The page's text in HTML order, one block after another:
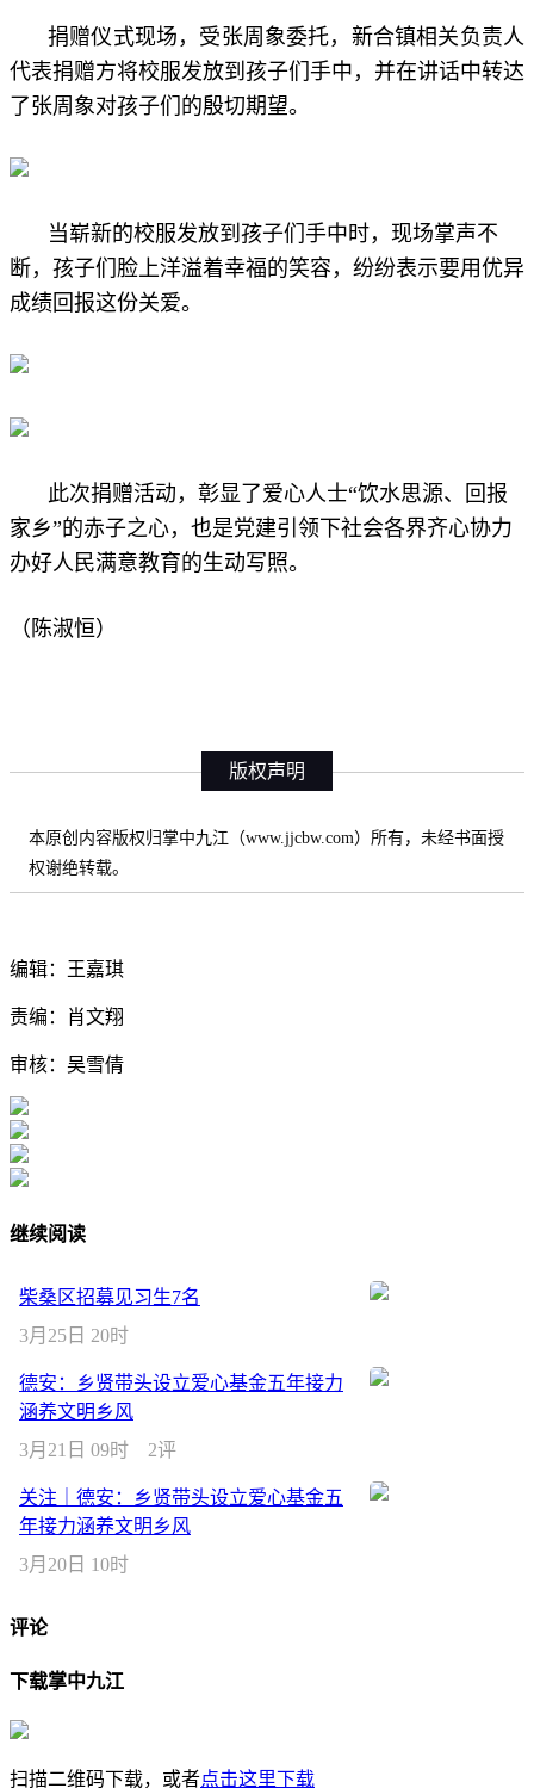
捐赠仪式现场，受张周象委托，新合镇相关负责人
代表捐赠方将校服发放到孩子们手中，并在讲话中转达
了张周象对孩子们的殷切期望。
当崭新的校服发放到孩子们手中时，现场掌声不
断，孩子们脸上洋溢着幸福的笑容，纷纷表示要用优异
成绩回报这份关爱。
此次捐赠活动，彰显了爱心人士“饮水思源、回报
家乡”的赤子之心，也是党建引领下社会各界齐心协力
办好人民满意教育的生动写照。
（陈淑恒）
版权声明
本原创内容版权归掌中九江（www.jjcbw.com）所有，未经书面授
权谢绝转载。
编辑：王嘉琪
责编：肖文翔
审核：吴雪倩
继续阅读
柴桑区招募见习生7名
3月25日 20时
德安：乡贤带头设立爱心基金五年接力
涵养文明乡风
3月21日 09时
2评
关注｜德安：乡贤带头设立爱心基金五
年接力涵养文明乡风
3月20日 10时
评论
下载掌中九江
扫描二维码下载，或者点击这里下载